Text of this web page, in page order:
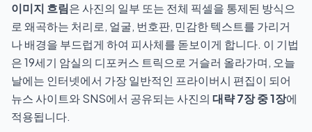
이미지 흐림은 사진의 일부 또는 전체 픽셀을 통제된 방식으
로 왜곡하는 처리로, 얼굴, 번호판, 민감한 텍스트를 가리거
나 배경을 부드럽게 하여 피사체를 돋보이게 합니다. 이 기법
은 19세기 암실의 디포커스 트릭으로 거슬러 올라가며, 오늘
날에는 인터넷에서 가장 일반적인 프라이버시 편집이 되어
뉴스 사이트와 SNS에서 공유되는 사진의 대략 7장 중 1장에
적용됩니다.